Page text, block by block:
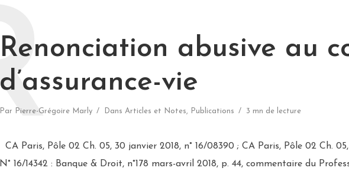
Renonciation abusive au
d’assurance-vie
Par Pierre-Grégoire Marly Dans Articles et Notes, Publications 3 mn de lecture
R
CA Paris, Pôle 02 Ch. 05, 30 janvier 2018, n° 16/08390 ; CA Paris, Pôle 02 Ch.
N° 16/14342 : Banque & Droit, n°178 mars-avril 2018, p. 44, commentaire du